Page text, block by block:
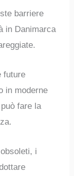
barriere
in Danimarca
future
in moderne
fare la
i